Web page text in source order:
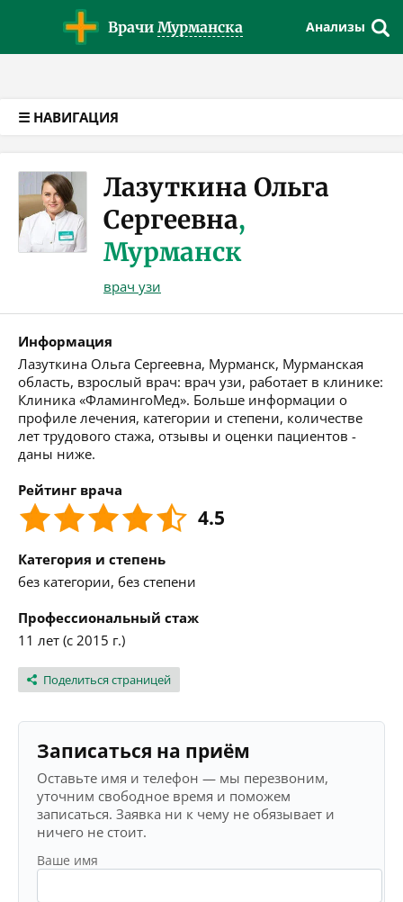
Врачи Мурманска Анализы
☰ НАВИГАЦИЯ
Лазуткина Ольга
Сергеевна,
Мурманск
врач узи
Информация
Лазуткина Ольга Сергеевна, Мурманск, Мурманская
область, взрослый врач: врач узи, работает в клинике:
Клиника «ФламингоМед». Больше информации о
профиле лечения, категории и степени, количестве
лет трудового стажа, отзывы и оценки пациентов -
даны ниже.
Рейтинг врача
4.5
Категория и степень
без категории, без степени
Профессиональный стаж
11 лет (с 2015 г.)
Поделиться страницей
Записаться на приём
Оставьте имя и телефон — мы перезвоним,
уточним свободное время и поможем
записаться. Заявка ни к чему не обязывает и
ничего не стоит.
Ваше имя